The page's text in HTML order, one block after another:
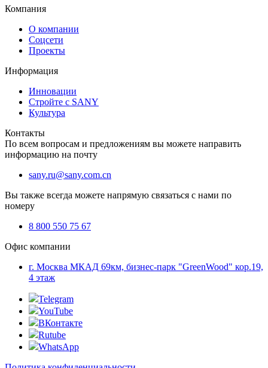
Компания
О компании
Соцсети
Проекты
Информация
Инновации
Стройте с SANY
Культура
Контакты
По всем вопросам и предложениям вы можете направить
информацию на почту
sany.ru@sany.com.cn
Вы также всегда можете напрямую связаться с нами по
номеру
8 800 550 75 67
Офис компании
г. Москва МКАД 69км, бизнес-парк "GreenWood" кор.19,
4 этаж
Telegram
YouTube
ВКонтакте
Rutube
WhatsApp